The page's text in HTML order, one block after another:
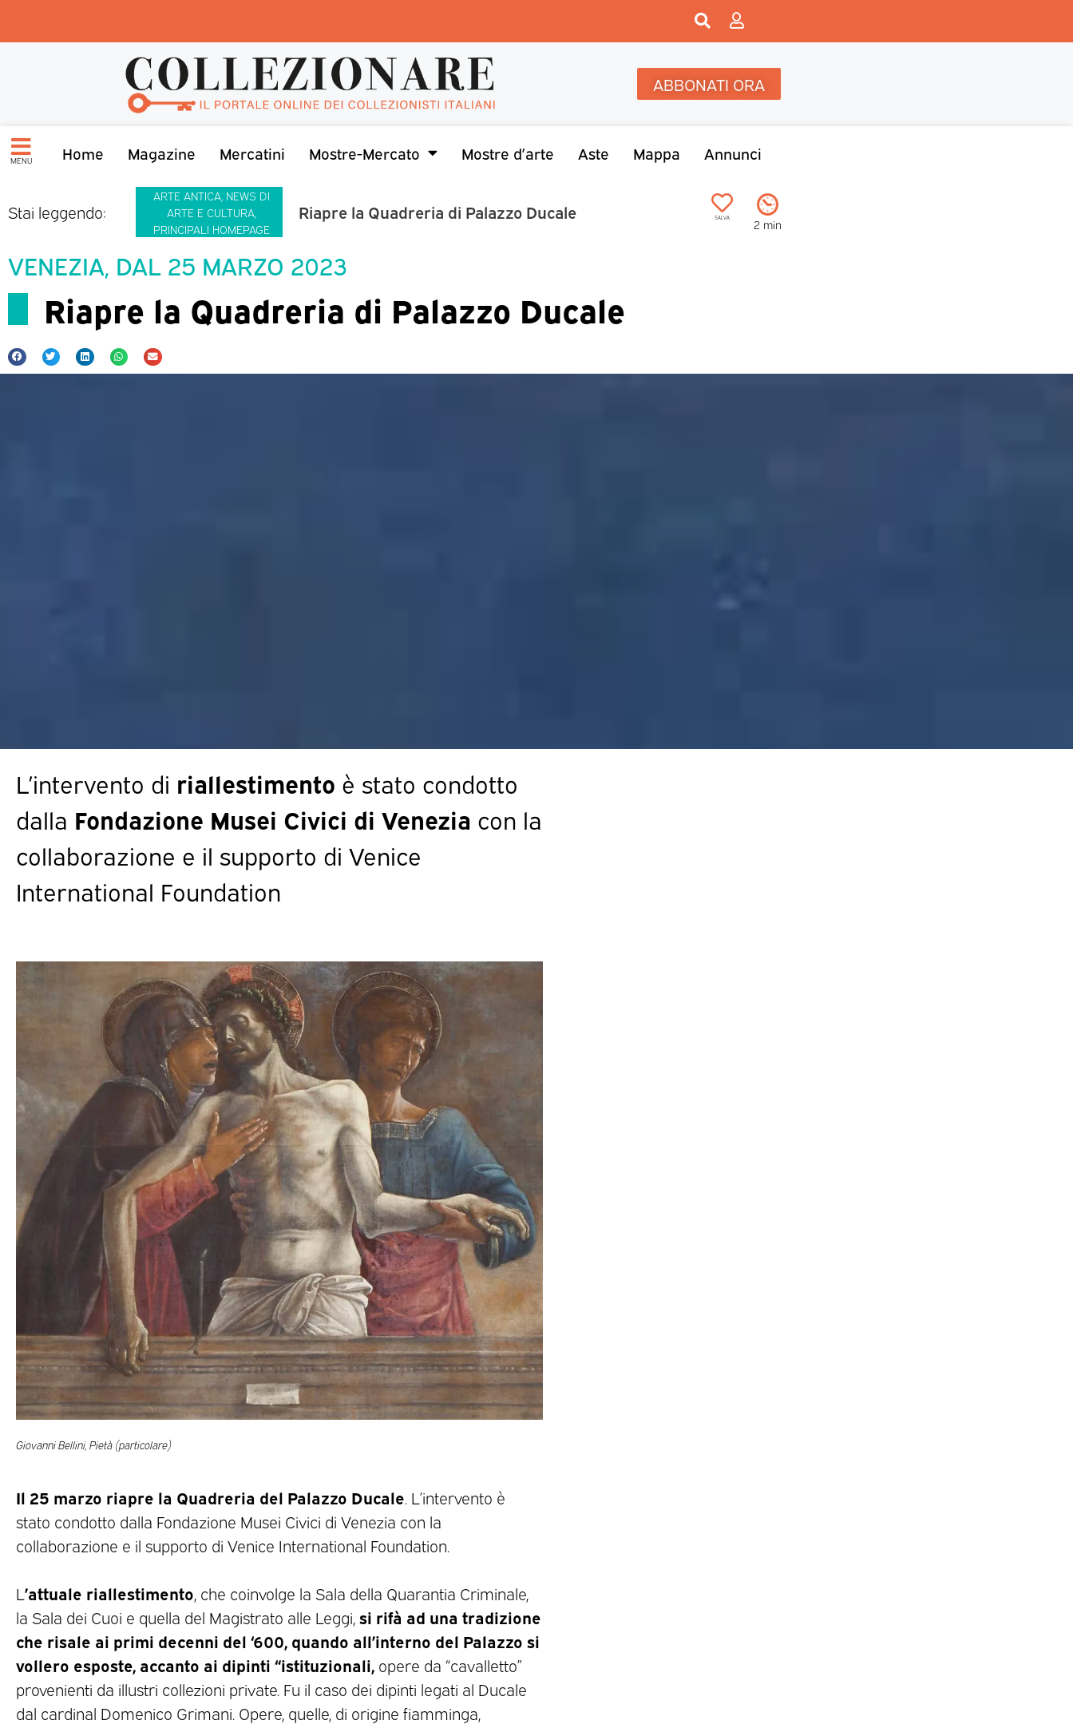
ABBONATI ORA
MENU Home Magazine Mercatini Mostre-Mercato Mostre d’arte Aste Mappa Annunci
Stai leggendo:
ARTE ANTICA NEWS DI
ARTE E CULTURA
PRINCIPALI HOMEPAGE
Riapre la Quadreria di Palazzo Ducale SALVA 2 min
VENEZIA, DAL 25 MARZO 2023
Riapre la Quadreria di Palazzo Ducale
L’intervento di riallestimento è stato condotto
dalla Fondazione Musei Civici di Venezia con la
collaborazione e il supporto di Venice
International Foundation
Giovanni Bellini, Pietà (particolare)
Il 25 marzo riapre la Quadreria del Palazzo Ducale. L’intervento è
stato condotto dalla Fondazione Musei Civici di Venezia con la
collaborazione e il supporto di Venice International Foundation.
L’attuale riallestimento, che coinvolge la Sala della Quarantia Criminale,
la Sala dei Cuoi e quella del Magistrato alle Leggi, si rifà ad una tradizione
che risale ai primi decenni del ‘600, quando all’interno del Palazzo si
vollero esposte, accanto ai dipinti “istituzionali, opere da “cavalletto”
provenienti da illustri collezioni private. Fu il caso dei dipinti legati al Ducale
dal cardinal Domenico Grimani. Opere, quelle, di origine fiamminga,